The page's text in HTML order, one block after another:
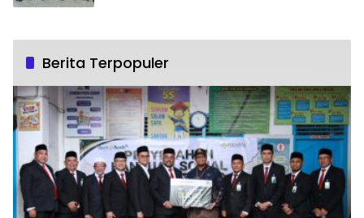
Berita Terpopuler